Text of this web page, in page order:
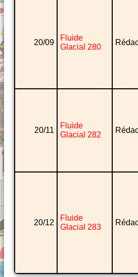
20/09
Fluide
Glacial 280
20/11
Fluide
Glacial 282
20/12
Fluide
Glacial 283